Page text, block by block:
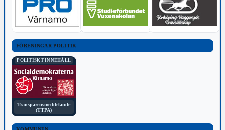
FÖRENINGAR POLITIK
POLITISKT INNEHÅLL
Transparensmeddelande
(TTPA)